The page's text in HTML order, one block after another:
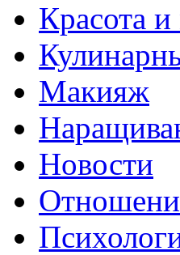
Красота
Макияж
Новости